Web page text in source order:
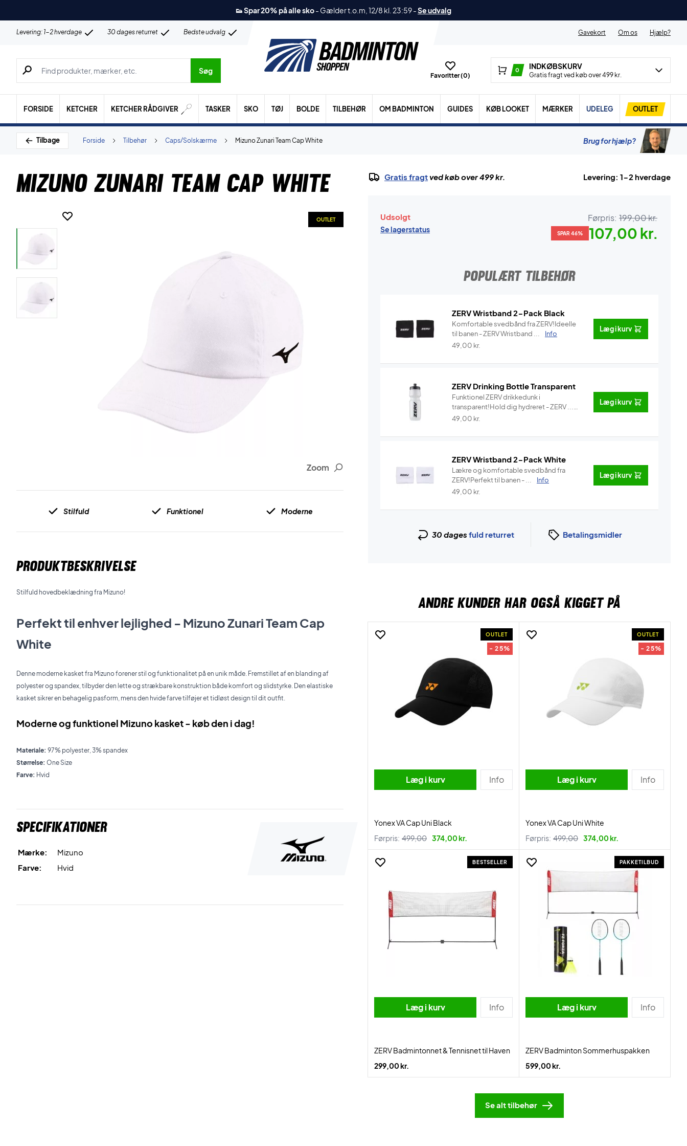
👟 Spar 20% på alle sko- Gælder t.o.m, 12/8 kl. 23:59-Se udvalg
Levering: 1-2 hverdage 30 dages returret Bedste udvalg Gavekort Om os Hjælp?
Søg efter produkter, mærker etc.
Søg
Favoritter (0)
0 INDKØBSKURV
Gratis fragt ved køb over 499 kr.
FORSIDE KETCHER KETCHER RÅDGIVER TASKER SKO TØJ BOLDE TILBEHØR OM BADMINTON GUIDES KØB LOOKET MÆRKER UDELEG OUTLET
Tilbage Mizuno Zunari Team Cap White
Caps/Solskærme
Tilbehør
Forside Brug for hjælp?
Mizuno Zunari Team Cap White
Zoom
OUTLET
Stilfuld Funktionel Moderne
PRODUKTBESKRIVELSE
Stilfuld hovedbeklædning fra Mizuno!
Perfekt til enhver lejlighed - Mizuno Zunari Team Cap
White
Denne moderne kasket fra Mizuno forener stil og funktionalitet på en unik måde. Fremstillet af en blanding af
polyester og spandex, tilbyder den lette og strækbare konstruktion både komfort og slidstyrke. Den elastiske
kasket sikrer en behagelig pasform, mens den hvide farve tilføjer et tidløst design til dit outfit.
Moderne og funktionel Mizuno kasket- køb den i dag!
Materiale: 97% polyester, 3% spandex
Størrelse: One Size
Farve: Hvid
Specifikationer
Mærke:
Mizuno
Farve:
Hvid
Gratis fragtved køb over 499 kr. Levering: 1-2 hverdage
Udsolgt
Se lagerstatus
Førpris: 199,00 kr.
SPAR 46% 107,00 kr.
POPULÆRT TILBEHØR
ZERV Wristband 2-Pack Black
Komfortable svedbånd fra ZERV!Ideelle
til banen - ZERV Wristband ...
Info
49,00 kr.
Læg i kurv
ZERV Drinking Bottle Transparent
Funktionel ZERV drikkedunk i
transparent!Hold dig hydreret - ZERV ...
Info
49,00 kr.
Læg i kurv
ZERV Wristband 2-Pack White
Lækre og komfortable svedbånd fra
ZERV!Perfekt til banen - ...
Info
49,00 kr.
Læg i kurv
30 dages fuld returret Betalingsmidler
ANDRE KUNDER HAR OGSÅ KIGGET PÅ
OUTLET
- 25%
Læg i kurv Info
Yonex VA Cap Uni Black
Førpris: 499,00 374,00 kr.
OUTLET
- 25%
Læg i kurv Info
Yonex VA Cap Uni White
Førpris: 499,00 374,00 kr.
BESTSELLER
Læg i kurv Info
ZERV Badmintonnet & Tennisnet til Haven
299,00 kr.
PAKKETILBUD
Læg i kurv Info
ZERV Badminton Sommerhuspakken
599,00 kr.
Se alt tilbehør